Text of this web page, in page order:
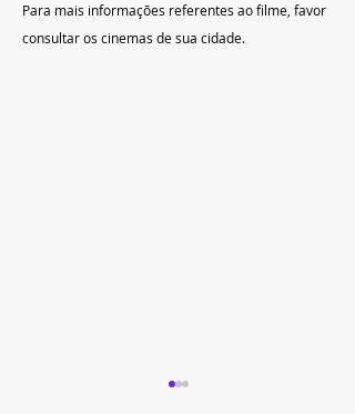
Para mais informações referentes ao filme, favor
consultar os cinemas de sua cidade.